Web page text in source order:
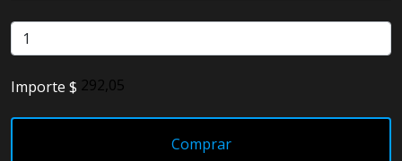
Detailing
Electrónica
Importe $
Comprar